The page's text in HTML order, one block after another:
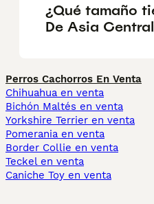
¿Qué tamaño
De Asia
Perros Cachorros En Venta
Chihuahua en venta
Bichón Maltés en venta
Yorkshire Terrier en venta
Pomerania en venta
Border Collie en venta
Teckel en venta
Caniche Toy en venta